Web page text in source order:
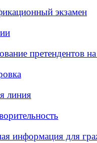
экзамен
претендентов
линия
информация для